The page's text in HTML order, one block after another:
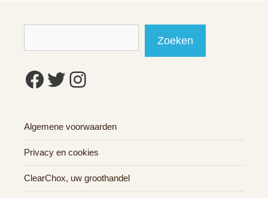
Zoeken
Facebook
Twitter
Instagram
Algemene voorwaarden
Privacy en cookies
ClearChox, uw groothandel